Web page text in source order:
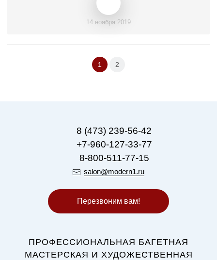
14 ноября 2019
1 2
8 (473) 239-56-42
+7-960-127-33-77
8-800-511-77-15
salon@modern1.ru
Перезвоним вам!
ПРОФЕССИОНАЛЬНАЯ БАГЕТНАЯ
МАСТЕРСКАЯ И ХУДОЖЕСТВЕННАЯ